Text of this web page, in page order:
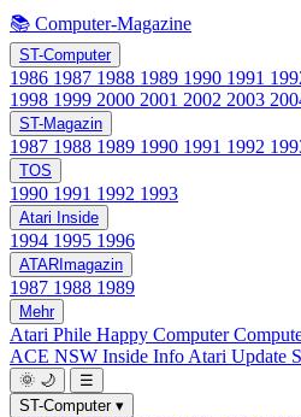
📚 Computer-Magazine
ST-Computer
1986 1987 1988 1989 1990 1991
1998 1999 2000 2001 2002 2003
ST-Magazin
1987 1988 1989 1990 1991 1992
TOS
1990 1991 1992 1993
Atari Inside
1994 1995 1996
ATARImagazin
1987 1988 1989
Mehr
Atari Phile Happy Computer
ACE NSW Inside Info Atari Update
🌞 🌙
☰
ST-Computer ▾